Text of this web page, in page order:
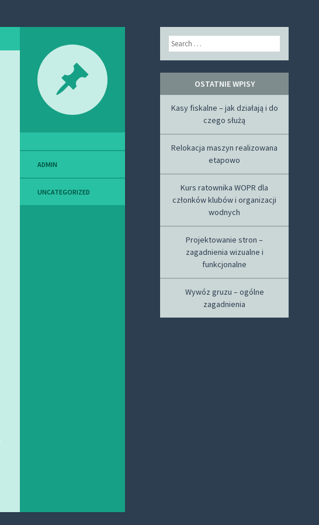
ADMIN
UNCATEGORIZED
Search
OSTATNIE WPISY
Kasy fiskalne – jak działają i do
czego służą
Relokacja maszyn realizowana
etapowo
Kurs ratownika WOPR dla
członków klubów i organizacji
wodnych
Projektowanie stron –
zagadnienia wizualne i
funkcjonalne
Wywóz gruzu – ogólne
zagadnienia